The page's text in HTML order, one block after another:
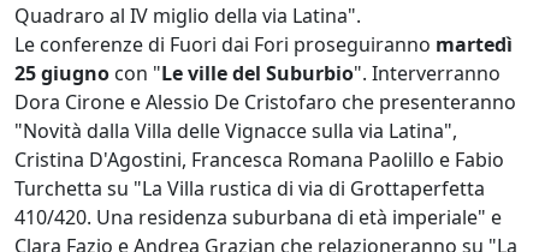
Quadraro al IV miglio della via Latina".
Le conferenze di Fuori dai Fori proseguiranno martedì
25 giugno con "Le ville del Suburbio". Interverranno
Dora Cirone e Alessio De Cristofaro che presenteranno
"Novità dalla Villa delle Vignacce sulla via Latina",
Cristina D'Agostini, Francesca Romana Paolillo e Fabio
Turchetta su "La Villa rustica di via di Grottaperfetta
410/420. Una residenza suburbana di età imperiale" e
Clara Fazio e Andrea Grazian che relazioneranno su "La